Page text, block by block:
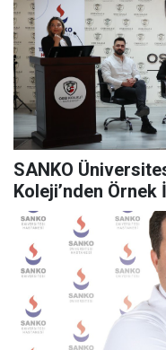
SANKO
Koleji’nden